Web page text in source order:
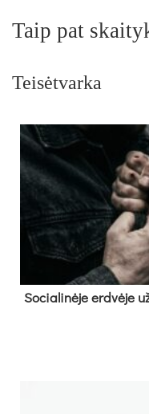
Taip pat
Teisėtvarka
So­cia­li­nė­je erd­vė­je